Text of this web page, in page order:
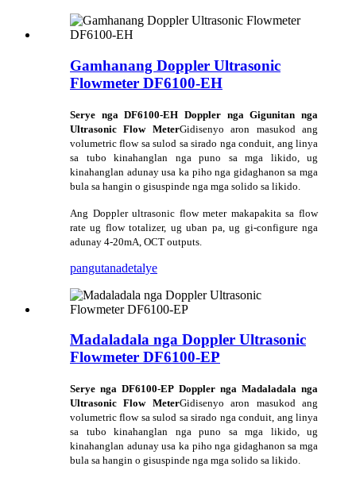
Gamhanang Doppler Ultrasonic
Flowmeter DF6100-EH
Serye nga DF6100-EH Doppler nga Gigunitan nga
Ultrasonic Flow MeterGidisenyo aron masukod ang
volumetric flow sa sulod sa sirado nga conduit, ang linya
sa tubo kinahanglan nga puno sa mga likido, ug
kinahanglan adunay usa ka piho nga gidaghanon sa mga
bula sa hangin o gisuspinde nga mga solido sa likido.
Ang Doppler ultrasonic flow meter makapakita sa flow
rate ug flow totalizer, ug uban pa, ug gi-configure nga
adunay 4-20mA, OCT outputs.
pangutanadetalye
Madaladala nga Doppler Ultrasonic
Flowmeter DF6100-EP
Serye nga DF6100-EP Doppler nga Madaladala nga
Ultrasonic Flow MeterGidisenyo aron masukod ang
volumetric flow sa sulod sa sirado nga conduit, ang linya
sa tubo kinahanglan nga puno sa mga likido, ug
kinahanglan adunay usa ka piho nga gidaghanon sa mga
bula sa hangin o gisuspinde nga mga solido sa likido.